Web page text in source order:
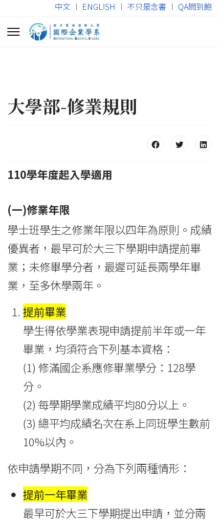
中文 ︱ ENGLISH ︱ 不只是念書 ︱ QA問到飽
大學部-修業規則
110學年度起入學適用
(一)修業年限
學士班學生之修業年限以四年為原則。成績
優異者，最早可於大三下學期申請提前畢
業；未修畢學分者，最遲可延長兩學年畢
業，至多休學兩年。
提前畢業
學生得依學業表現申請提前半年或一年
畢業，均須符合下列基本資格：
(1) 修滿國企系應修畢業學分：128學
分。
(2) 每學期學業成績平均80分以上。
(3) 總平均成績名次在系上同班學生數前
10%以內。
依申請學期不同，分為下列兩種情形：
提前一年畢業
最早可於大三下學期提出申請，並分兩